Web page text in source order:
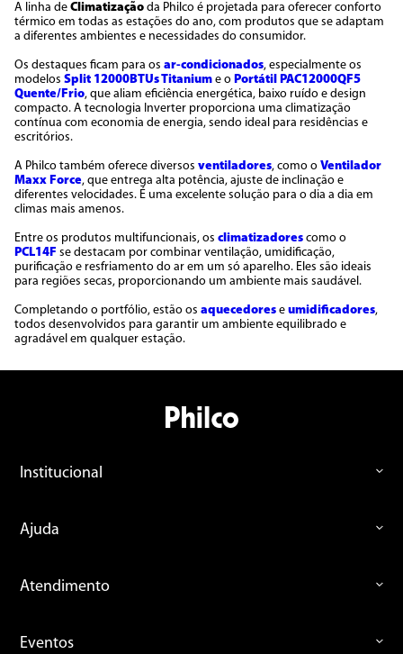
A linha de Climatização da Philco é projetada para oferecer conforto
térmico em todas as estações do ano, com produtos que se adaptam
a diferentes ambientes e necessidades do consumidor.
Os destaques ficam para os ar-condicionados, especialmente os
modelos Split 12000BTUs Titanium e o Portátil PAC12000QF5
Quente/Frio, que aliam eficiência energética, baixo ruído e design
compacto. A tecnologia Inverter proporciona uma climatização
contínua com economia de energia, sendo ideal para residências e
escritórios.
A Philco também oferece diversos ventiladores, como o Ventilador
Maxx Force, que entrega alta potência, ajuste de inclinação e
diferentes velocidades. É uma excelente solução para o dia a dia em
climas mais amenos.
Entre os produtos multifuncionais, os climatizadores como o
PCL14F se destacam por combinar ventilação, umidificação,
purificação e resfriamento do ar em um só aparelho. Eles são ideais
para regiões secas, proporcionando um ambiente mais saudável.
Completando o portfólio, estão os aquecedores e umidificadores,
todos desenvolvidos para garantir um ambiente equilibrado e
agradável em qualquer estação.
Institucional
Ajuda
Atendimento
Eventos